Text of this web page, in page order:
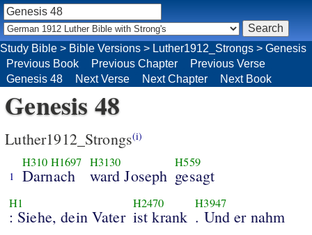
Study Bible > Bible Versions > Luther1912_Strongs > Genesis
Previous Book
Previous Chapter
Previous Verse
Genesis 48
Next Verse Next Chapter Next Book
Genesis 48
Luther1912_Strongs(i)
1
H310 H1697
Darnach
H3130
ward Joseph
H559
gesagt
H1
: Siehe, dein Vater
H2470
ist krank
H3947
. Und er nahm